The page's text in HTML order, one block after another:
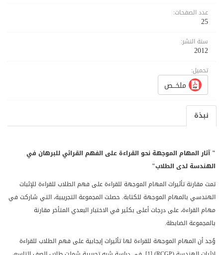
عدد الصفحات:
25
سنة النشر:
2012
تحميل:
ملخـــص
نبذة
" آثار المهام الموجهة نحو القراءة على الفهم القرائي للبرهان في
الهندسة لدى الطلاب"
تمت مقارنة تأثيرات المهام الموجهة للقراءة على فهم الطلاب للقراءة للإثبات
الهندسي بالمهام الموجهة للكتابة. حصلت المجموعة التجريبية، التي شاركت في
مهام القراءة، على درجات أعلى بكثير في الاختبار البعدي المتأخر مقارنة
بالمجموعة الضابطة.
وُجد أن المهام الموجهة للقراءة لها تأثيرات إيجابية على فهم الطلاب للقراءة